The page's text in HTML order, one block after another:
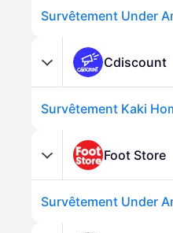
Survêtement Under
Cdiscount
Survêtement Kaki
Foot Store
Survêtement Under